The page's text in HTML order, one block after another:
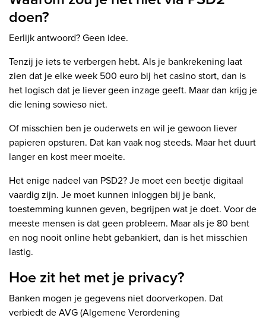
doen?
Eerlijk antwoord? Geen idee.
Tenzij je iets te verbergen hebt. Als je bankrekening laat
zien dat je elke week 500 euro bij het casino stort, dan is
het logisch dat je liever geen inzage geeft. Maar dan krijg je
die lening sowieso niet.
Of misschien ben je ouderwets en wil je gewoon liever
papieren opsturen. Dat kan vaak nog steeds. Maar het duurt
langer en kost meer moeite.
Het enige nadeel van PSD2? Je moet een beetje digitaal
vaardig zijn. Je moet kunnen inloggen bij je bank,
toestemming kunnen geven, begrijpen wat je doet. Voor de
meeste mensen is dat geen probleem. Maar als je 80 bent
en nog nooit online hebt gebankiert, dan is het misschien
lastig.
Hoe zit het met je privacy?
Banken mogen je gegevens niet doorverkopen. Dat
verbiedt de AVG (Algemene Verordening